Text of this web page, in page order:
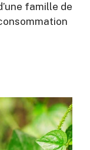
famille de